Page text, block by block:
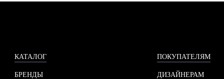
КАТАЛОГ
БРЕНДЫ
ПОКУПАТЕЛЯМ
ДИЗАЙНЕРАМ